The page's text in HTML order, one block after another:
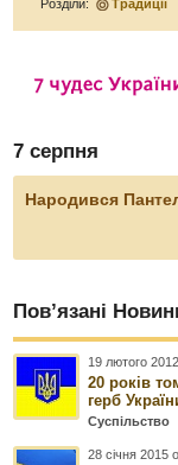
Розділи: Традиції
7 серпня
Народився
Пов’язані
19 лютого
20 років
герб
Суспільство
28 січня 2015